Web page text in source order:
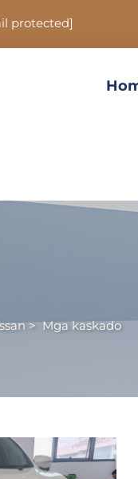
protected]
>Mga kaskado